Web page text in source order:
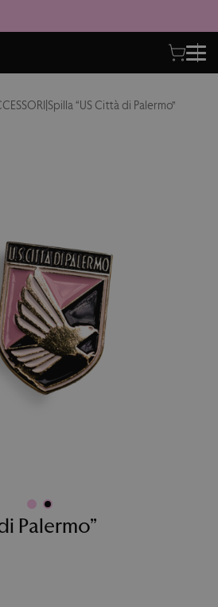
Spilla “US Città di Palermo”
Palermo”